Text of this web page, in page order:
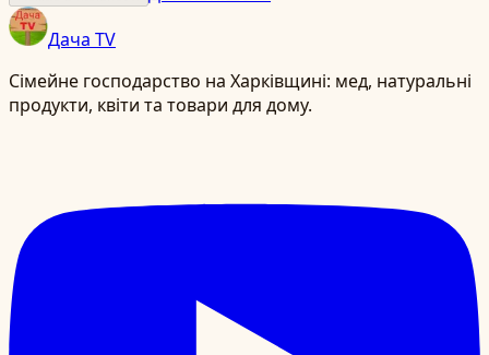
Дача TV
Сімейне господарство на Харківщині: мед, натуральні
продукти, квіти та товари для дому.